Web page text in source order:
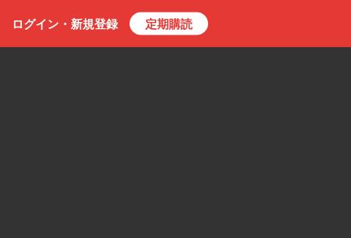
ログイン・ 新規登録 定期購読